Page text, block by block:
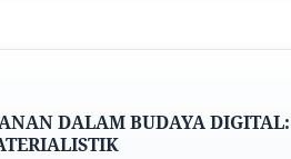
DALAM BUDAYA